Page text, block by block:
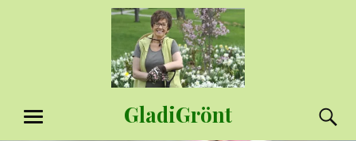
GladiGrönt
MENY